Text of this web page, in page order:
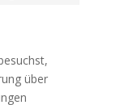
über